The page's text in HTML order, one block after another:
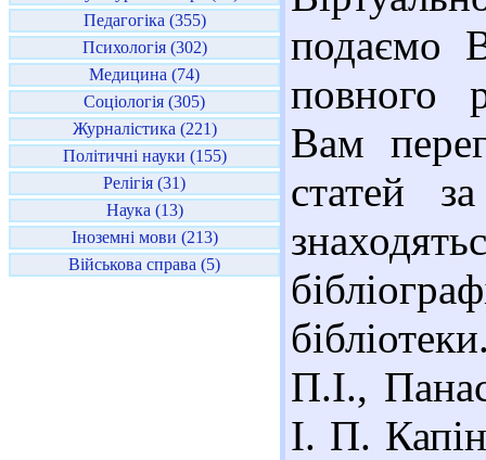
Педагогіка (355)
Психологія (302)
Медицина (74)
Соціологія (305)
Журналістика (221)
Політичні науки (155)
Релігія (31)
Наука (13)
Іноземні мови (213)
Військова справа (5)
подаємо
повного
Вам
статей
П.І.,
І. П.